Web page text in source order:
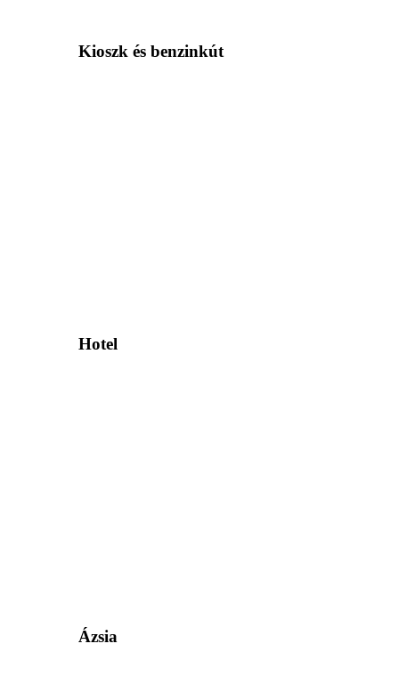
Kioszk és benzinkút
Hotel
Ázsia